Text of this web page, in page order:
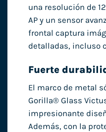
una resolución de
AP y un sensor
frontal captura
detalladas, incluso
Fuerte
El marco de metal
Gorilla® Glass
impresionante
Además, con la